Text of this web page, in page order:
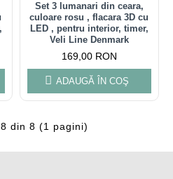
Set 3 lumanari din ceara,
culoare rosu , flacara 3D cu
LED , pentru interior, timer,
Veli Line Denmark
169,00 RON
ADAUGĂ ÎN COŞ
din 8 (1 pagini)